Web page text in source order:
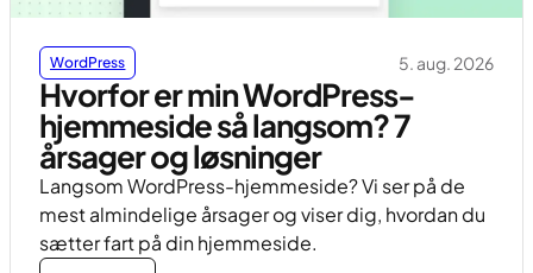
WordPress 5. aug. 2026
Hvorfor er min WordPress-
hjemmeside så langsom? 7
årsager og løsninger
Langsom WordPress-hjemmeside? Vi ser på de
mest almindelige årsager og viser dig, hvordan du
sætter fart på din hjemmeside.